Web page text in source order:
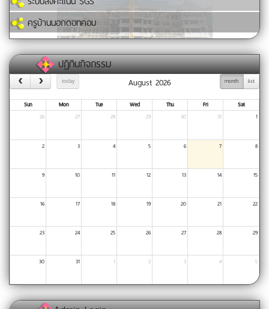
ครูบ้านนอกดอทคอม
ปฏิทินกิจกรรม
today month list
August 2026
Sun Mon Tue Wed Thu Fri
Sat
26
27 28 29 30 31 1
2 3 4 5 6 7 8
9 10 11 12 13 14 15
16 17 18 19 20 21 22
23 24 25 26 27 28 29
30 31 1 2 3 4 5